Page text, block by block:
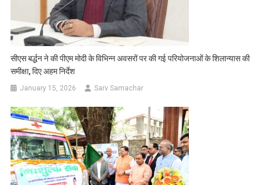
सीएस बर्द्धन ने की पीएम मोदी के विभिन्न अवसरों पर की गई परियोजनाओं के शिलान्यास की
समीक्षा, दिए अहम निर्देश
January 15, 2026 Sarv Samachar